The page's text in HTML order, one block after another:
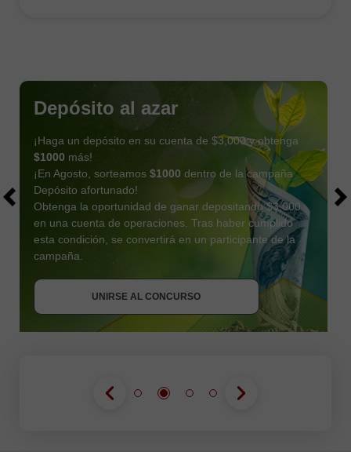
Depósito al azar
¡Haga un depósito en su cuenta de $3,000 y obtenga
$1000 más!
¡En Agosto, sorteamos $1000 dentro de la campaña
Depósito afortunado!
Obtenga la oportunidad de ganar depositando $3,000
en una cuenta de operaciones. Tras haber cumplido
esta condición, se convertirá en un participante de la
campaña.
UNIRSE AL CONCURSO